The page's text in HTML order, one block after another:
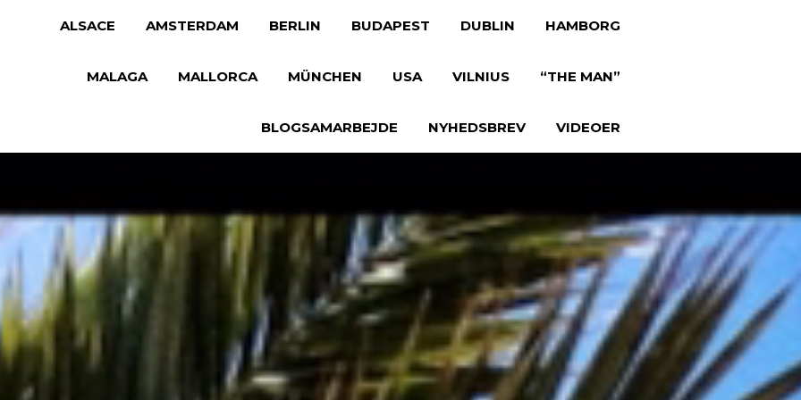
ALSACE AMSTERDAM BERLIN BUDAPEST DUBLIN HAMBORG
MALAGA MALLORCA MÜNCHEN USA VILNIUS “THE MAN”
BLOGSAMARBEJDE NYHEDSBREV VIDEOER